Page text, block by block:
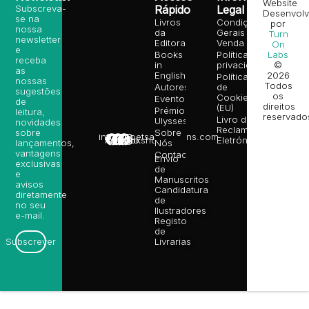
info@poetsandragons.com
Infantil
Adulto
Bookshop
Rápido
Livros
da
Editora
Books
in
English
Autores
Eventos
Prémio
Ulysses
Sobre
Nós
Contactos
Envio
de
Manuscritos
Candidatura
de
Ilustradores
Registo
de
Livrarias
Legal
Condições
Gerais de
Venda
Política de
privacidade
Política
de
Cookies
(EU)
Livro de
Reclamações
Eletrónico
Subscreva-
se na
nossa
newsletter
e
receba
as
nossas
sugestões
de
leitura,
novidades
sobre
lançamentos,
vantagens
exclusivas
e
avisos
diretamente
no seu
e-mail.
Subscrever
Website
por
Turn
On
Labs
©
2026
Todos
os
direitos